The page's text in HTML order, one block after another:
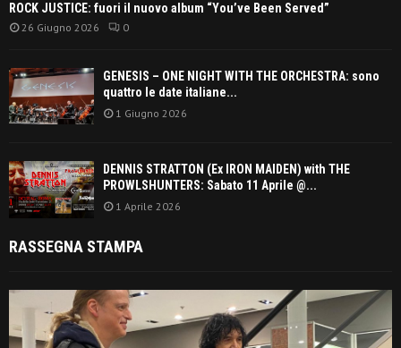
ROCK JUSTICE: fuori il nuovo album “You’ve Been Served”
26 Giugno 2026 0
GENESIS – ONE NIGHT WITH THE ORCHESTRA: sono
quattro le date italiane...
1 Giugno 2026
DENNIS STRATTON (Ex IRON MAIDEN) with THE
PROWLSHUNTERS: Sabato 11 Aprile @...
1 Aprile 2026
RASSEGNA STAMPA